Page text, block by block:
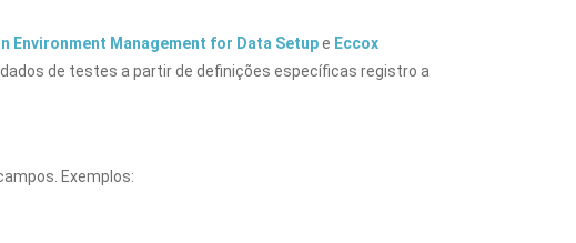
Environment Management for Data Setupe Eccox
de testes a partir de definições específicas registro a
Exemplos: